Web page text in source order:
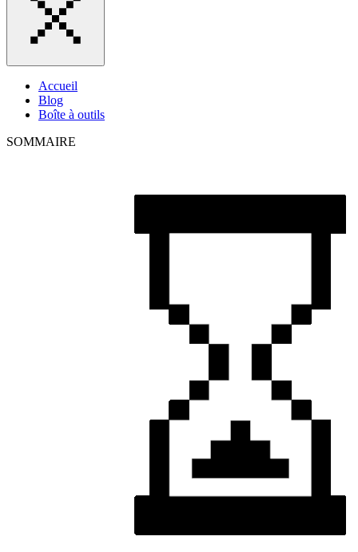
Accueil
Blog
Boîte à outils
SOMMAIRE